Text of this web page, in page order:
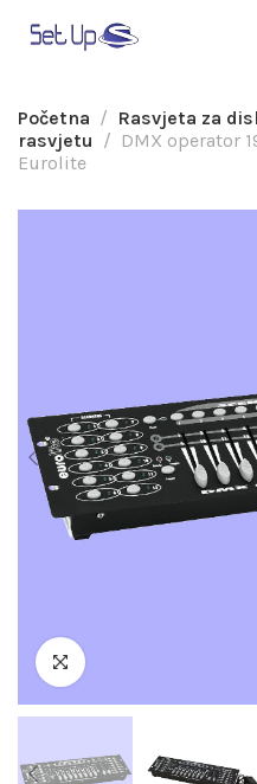
Početna Rasvjeta za
rasvjetu
DMX operator
Eurolite